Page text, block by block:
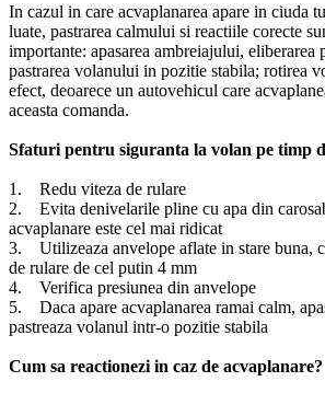
In cazul in care acvaplanarea apare in ciuda
luate, pastrarea calmului si reactiile corecte
importante: apasarea ambreiajului, eliberarea
pastrarea volanului in pozitie stabila; rotirea
efect, deoarece un autovehicul care
aceasta comanda.
Sfaturi pentru siguranta la volan pe timp
1. Redu viteza de rulare
2. Evita denivelarile pline cu apa din
acvaplanare este cel mai ridicat
3. Utilizeaza anvelope aflate in stare buna,
de rulare de cel putin 4 mm
4. Verifica presiunea din anvelope
5. Daca apare acvaplanarea ramai calm,
pastreaza volanul intr-o pozitie stabila
Cum sa reactionezi in caz de acvaplanare?